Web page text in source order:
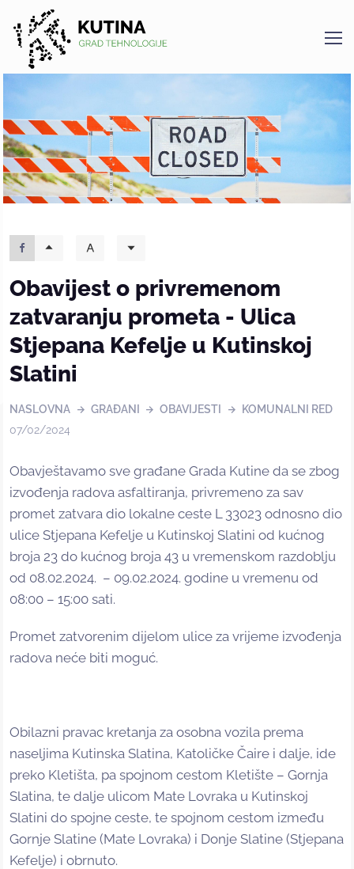
Kutina
Obavijest o privremenom
zatvaranju prometa - Ulica
Stjepana Kefelje u Kutinskoj
Slatini
NASLOVNA GRAĐANI OBAVIJESTI
KOMUNALNI RED
07/02/2024
Obavještavamo sve građane Grada Kutine da se zbog
izvođenja radova asfaltiranja, privremeno za sav
promet zatvara dio lokalne ceste L 33023 odnosno dio
ulice Stjepana Kefelje u Kutinskoj Slatini od kućnog
broja 23 do kućnog broja 43 u vremenskom razdoblju
od 08.02.2024. – 09.02.2024. godine u vremenu od
08:00 – 15:00 sati.
Promet zatvorenim dijelom ulice za vrijeme izvođenja
radova neće biti moguć.
Obilazni pravac kretanja za osobna vozila prema
naseljima Kutinska Slatina, Katoličke Čaire i dalje, ide
preko Kletišta, pa spojnom cestom Kletište – Gornja
Slatina, te dalje ulicom Mate Lovraka u Kutinskoj
Slatini do spojne ceste, te spojnom cestom između
Gornje Slatine (Mate Lovraka) i Donje Slatine (Stjepana
Kefelje) i obrnuto.